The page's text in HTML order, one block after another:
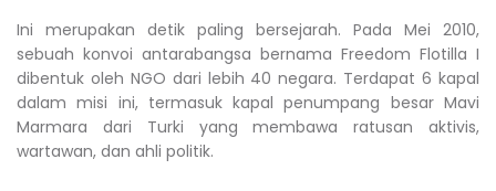
Ini merupakan detik paling bersejarah. Pada Mei 2010,
sebuah konvoi antarabangsa bernama Freedom Flotilla I
dibentuk oleh NGO dari lebih 40 negara. Terdapat 6 kapal
dalam misi ini, termasuk kapal penumpang besar Mavi
Marmara dari Turki yang membawa ratusan aktivis,
wartawan, dan ahli politik.